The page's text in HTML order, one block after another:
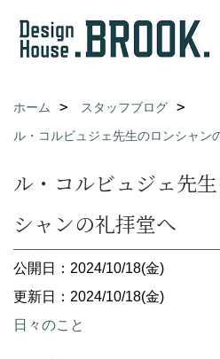
ホーム
スタッフブログ
ル・コルビュジェ先生のロンシャン
ル・コルビュジェ先
シャンの礼拝堂へ
公開日：2024/10/18(金)
更新日：2024/10/18(金)
日々のこと